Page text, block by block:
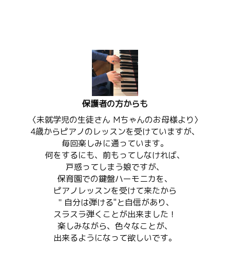
保護者の方からも
〈未就学児の生徒さん Mちゃんのお母様より〉
4歳からピアノのレッスンを受けていますが、
毎回楽しみに通っています。
何をするにも、前もってしなければ、
戸惑ってしまう娘ですが、
保育園での鍵盤ハーモニカを、
ピアノレッスンを受けて来たから
＂自分は弾ける"と自信があり、
スラスラ弾くことが出来ました！
楽しみながら、色々なことが、
出来るようになって欲しいです。